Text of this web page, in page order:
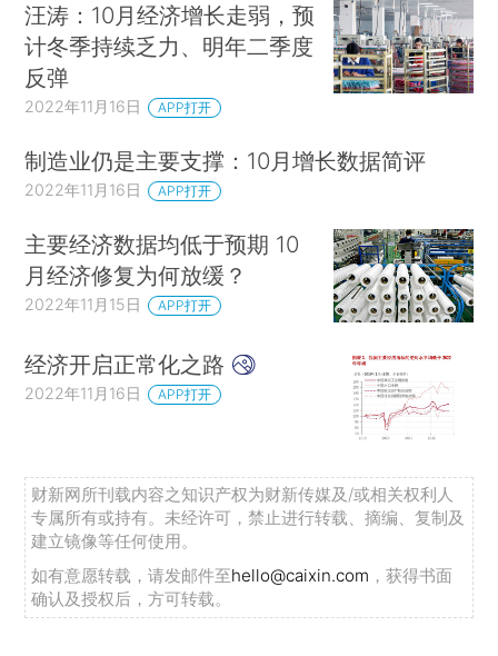
汪涛：10月经济增长走弱，预
计冬季持续乏力、明年二季度
反弹
2022年11月16日 APP打开
制造业仍是主要支撑：10月增长数据简评
2022年11月16日 APP打开
主要经济数据均低于预期 10
月经济修复为何放缓？
2022年11月15日 APP打开
经济开启正常化之路
2022年11月16日 APP打开
财新网所刊载内容之知识产权为财新传媒及/或相关权利人
专属所有或持有。未经许可，禁止进行转载、摘编、复制及
建立镜像等任何使用。
如有意愿转载，请发邮件至hello@caixin.com ，获得书面
确认及授权后，方可转载。